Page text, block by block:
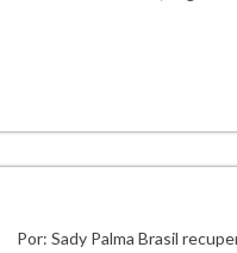
Por: Sady Palma Brasil